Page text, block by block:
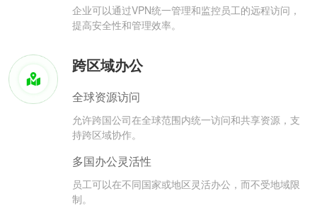
企业可以通过VPN统一管理和监控员工的远程访问，
提高安全性和管理效率。
跨区域办公
全球资源访问
允许跨国公司在全球范围内统一访问和共享资源，支
持跨区域协作。
多国办公灵活性
员工可以在不同国家或地区灵活办公，而不受地域限
制。